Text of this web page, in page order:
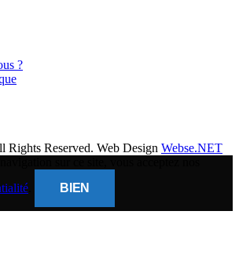
?
Reserved. Web Design Webse.NET
BIEN